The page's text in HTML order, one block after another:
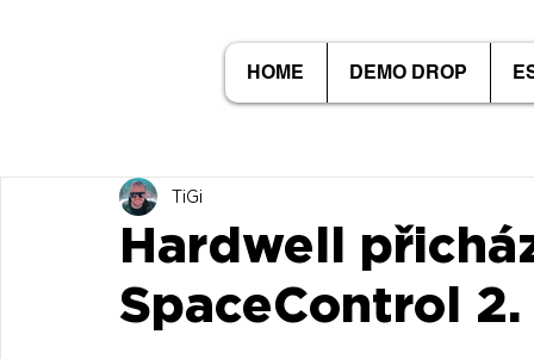
HOME DEMO DROP
Hardwell
SpaceControl 2.
TiGi